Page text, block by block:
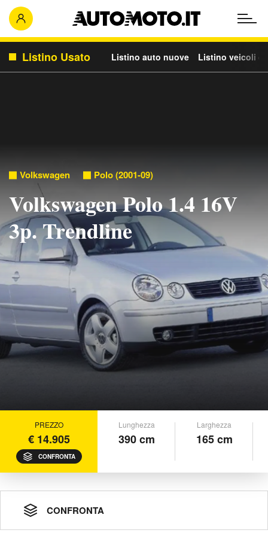
Listino Usato Listino auto nuove Listino veicoli
Volkswagen Polo (2001-09)
Volkswagen Polo 1.4 16V
3p. Trendline
PREZZO
€ 14.905
CONFRONTA
Lunghezza
390 cm
Larghezza
165 cm
CONFRONTA